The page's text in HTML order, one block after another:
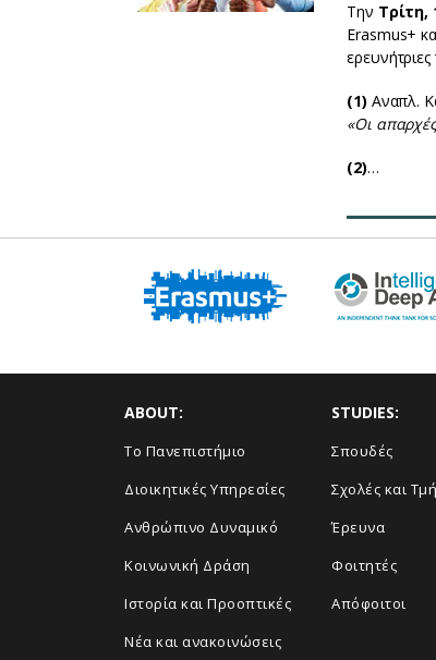
Την Τρίτη,
Erasmus+
(1) Αναπλ.
«Οι
(2)…
ABOUT:
Το Πανεπιστήμιο
Διοικητικές Υπηρεσίες
Ανθρώπινο Δυναμικό
Κοινωνική Δράση
Ιστορία και Προοπτικές
Νέα και ανακοινώσεις
STUDIES:
Σπουδές
Σχολές και
Έρευνα
Φοιτητές
Απόφοιτοι